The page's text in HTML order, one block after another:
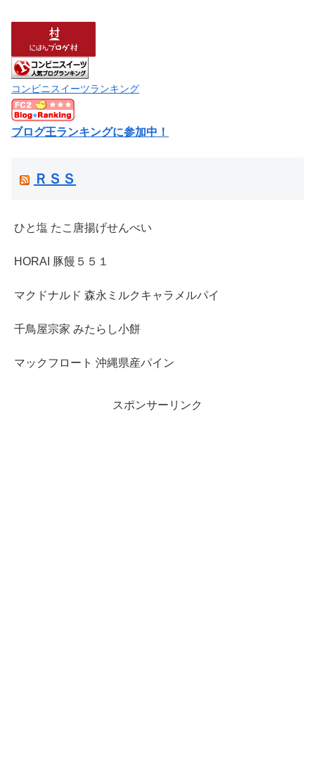
コンビニスイーツランキング
ブログ王ランキングに参加中！
ＲＳＳ
ひと塩 たこ唐揚げせんべい
HORAI 豚饅５５１
マクドナルド 森永ミルクキャラメルパイ
千鳥屋宗家 みたらし小餅
マックフロート 沖縄県産パイン
スポンサーリンク